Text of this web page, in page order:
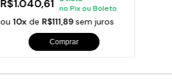
R$1.040,61 no Pix ou Boleto
ou10x de R$111,89sem juros
Comprar